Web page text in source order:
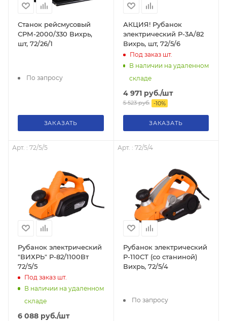
Станок рейсмусовый
СРМ-2000/330 Вихрь,
шт, 72/26/1
По запросу
ЗАКАЗАТЬ
АКЦИЯ! Рубанок
электрический Р-3А/82
Вихрь, шт, 72/5/6
Под заказшт.
В наличии на удаленном
складе
4 971руб./шт
5 523руб. -10%
ЗАКАЗАТЬ
Арт. : 72/5/5
Рубанок электрический
"ВИХРЬ" P-82/1100Вт
72/5/5
Под заказ шт.
В наличии на удаленном
складе
6 088 руб./шт
Арт. : 72/5/4
Рубанок электрический
Р-110СТ (со станиной)
Вихрь, 72/5/4
По запросу